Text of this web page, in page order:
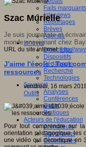
Faits marquants
Interviews
Reportages
Brèves
Agenda
Innover
Didactique
Dispositifs
Pédagogie
Recherche
Technologies
Savoir(s)
Analyses
Conférences
Outils
Pratiques
Acteurs de l'éducation
Animateurs
Chercheurs
Collectivités
Szac Murielle
Je suis journaliste et
monde enseignant chez
URL du site internet:http://
J'aime l'école : Tout
ressources
vendredi, 16 mars
Outils
Pour tout comprendre sur
orientation pédagogique, les
une vidéo qui décortique en